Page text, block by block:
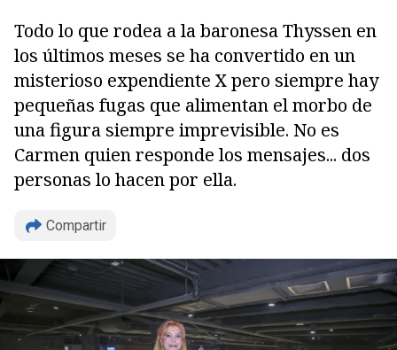
Todo lo que rodea a la baronesa Thyssen en
los últimos meses se ha convertido en un
misterioso expendiente X pero siempre hay
pequeñas fugas que alimentan el morbo de
una figura siempre imprevisible. No es
Carmen quien responde los mensajes... dos
personas lo hacen por ella.
Compartir
Copiar